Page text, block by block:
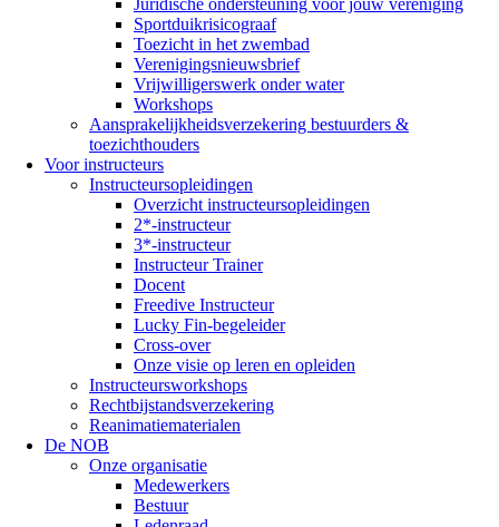
Juridische ondersteuning voor jouw vereniging
Sportduikrisicograaf
Toezicht in het zwembad
Verenigingsnieuwsbrief
Vrijwilligerswerk onder water
Workshops
Aansprakelijkheidsverzekering bestuurders &
toezichthouders
Voor instructeurs
Instructeursopleidingen
Overzicht instructeursopleidingen
2*-instructeur
3*-instructeur
Instructeur Trainer
Docent
Freedive Instructeur
Lucky Fin-begeleider
Cross-over
Onze visie op leren en opleiden
Instructeursworkshops
Rechtbijstandsverzekering
Reanimatiematerialen
De NOB
Onze organisatie
Medewerkers
Bestuur